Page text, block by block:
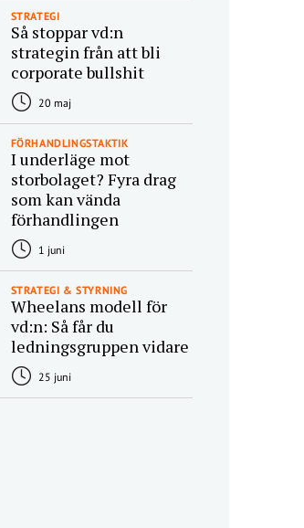
STRATEGI
Så stoppar vd:n
strategin från att bli
corporate bullshit
20 maj
FÖRHANDLINGSTAKTIK
I underläge mot
storbolaget? Fyra drag
som kan vända
förhandlingen
1 juni
STRATEGI & STYRNING
Wheelans modell för
vd:n: Så får du
ledningsgruppen vidare
25 juni